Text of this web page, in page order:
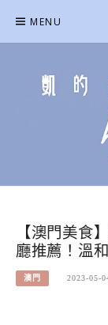
content
MENU
【澳門美食
廳推薦！溫
澳門 2023-05-